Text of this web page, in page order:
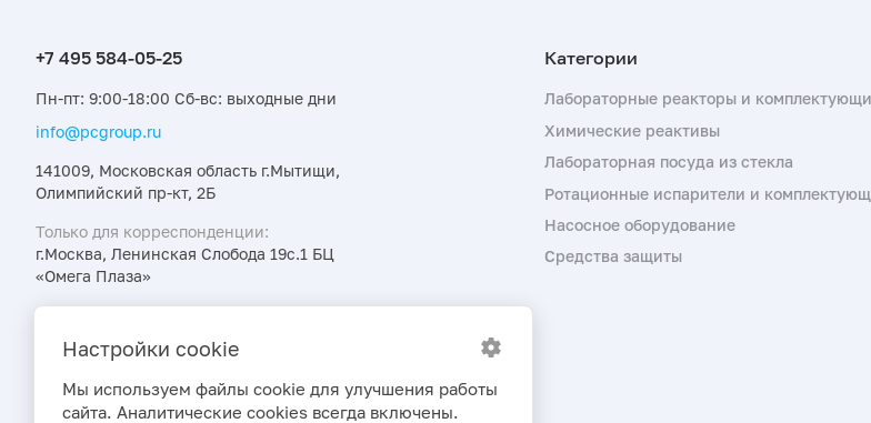
Пн-пт: 9:00-18:00 Сб-вс: выходные дни
info@pcgroup.ru
141009, Московская область г.Мытищи,
Олимпийский пр-кт, 2Б
Только для корреспонденции:
г.Москва, Ленинская Слобода 19с.1 БЦ
«Омега Плаза»
акциях и новостях первыми
Лабораторные реакторы и
Химические реактивы
Лабораторная посуда из стекла
Ротационные испарители и
Насосное оборудование
Средства защиты
Настройки cookie
Мы используем файлы cookie для улучшения работы
сайта. Аналитические cookies всегда включены.